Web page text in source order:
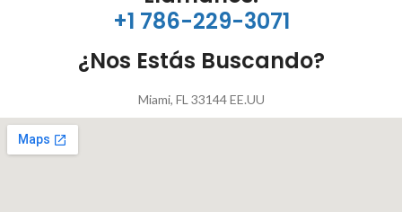
+1 786-229-3071
¿Nos Estás Buscando?
Miami, FL 33144 EE.UU